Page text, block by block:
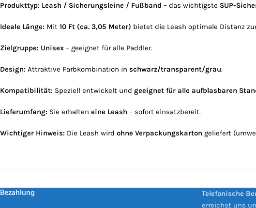
Produkttyp: Leash / Sicherungsleine / Fußband – das wichtigste SUP-
Ideale Länge: Mit 10 Ft (ca. 3,05 Meter) bietet die Leash optimale Distanz
Zielgruppe: Unisex – geeignet für alle Paddler.
Design: Attraktive Farbkombination in schwarz/transparent/grau.
Kompatibilität: Speziell entwickelt und geeignet für alle aufblasbaren
Lieferumfang: Sie erhalten eine Leash – sofort einsatzbereit.
Wichtiger Hinweis: Die Leash wird ohne Verpackungskarton geliefert
Bezahlung Telefonische
erreichst uns